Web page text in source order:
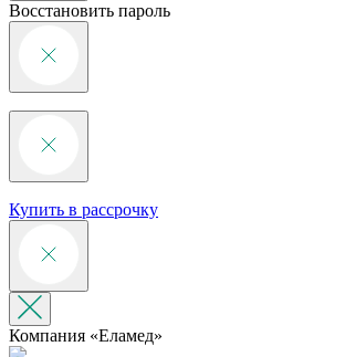
Восстановить пароль
Купить в рассрочку
Компания «‎Еламед»